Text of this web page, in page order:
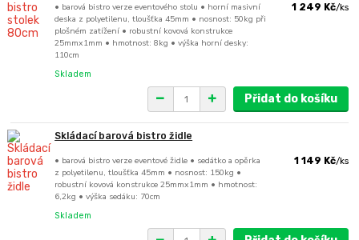
• barová bistro verze eventového stolu • horní masivní
deska z polyetilenu, tloušťka 45mm • nosnost: 50kg při
plošném zatížení • robustní kovová konstrukce
25mmx1mm • hmotnost: 8kg • výška horní desky:
110cm
1 249 Kč/ks
Skladem
Přidat do košíku
Skládací barová bistro židle
• barová bistro verze eventové židle • sedátko a opěrka
z polyetilenu, tloušťka 45mm • nosnost: 150kg •
robustní kovová konstrukce 25mmx1mm • hmotnost:
6,2kg • výška sedáku: 70cm
1 149 Kč/ks
Skladem